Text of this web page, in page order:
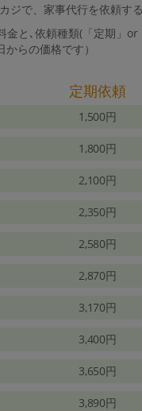
ジで、家事代行を依頼す
金と､依頼種類(「定期」
らの価格です）
定期依頼
1,500円
1,800円
2,100円
2,350円
2,580円
2,870円
3,170円
3,400円
3,650円
3,890円